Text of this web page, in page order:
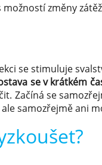
změny
se stimuluje
se v krátkém
Začíná se
samozřejmě ani